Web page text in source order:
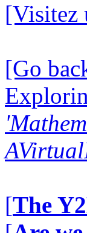
[Visitez
[Go
[The